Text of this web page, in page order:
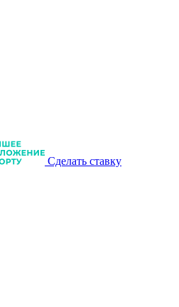
Сделать ставку